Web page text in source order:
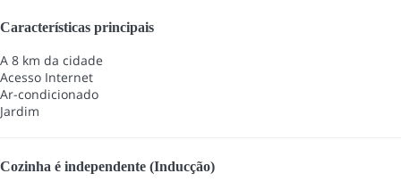
Características principais
A 8 km da cidade
Acesso Internet
Ar-condicionado
Jardim
Cozinha é independente (Inducção)